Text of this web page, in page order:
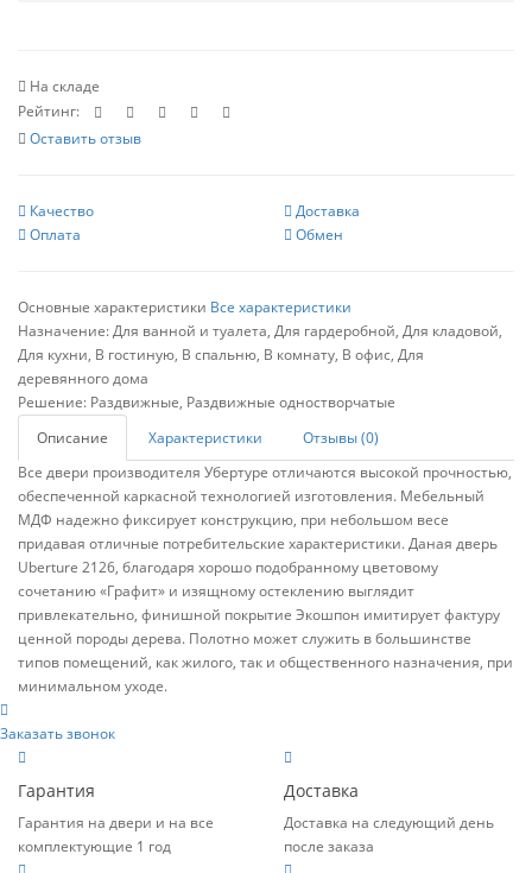
На складе
Рейтинг:
Оставить отзыв
Качество
Доставка
Оплата
Обмен
Основные характеристики Все характеристики
Назначение:Для ванной и туалета, Для гардеробной, Для кладовой,
Для кухни, В гостиную, В спальню, В комнату, В офис, Для
деревянного дома
Решение: Раздвижные, Раздвижные одностворчатые
Описание
Характеристики
Отзывы (0)
Все двери производителя Убертуре отличаются высокой прочностью,
обеспеченной каркасной технологией изготовления. Мебельный
МДФ надежно фиксирует конструкцию, при небольшом весе
придавая отличные потребительские характеристики. Даная дверь
Uberture 2126, благодаря хорошо подобранному цветовому
сочетанию «Графит» и изящному остеклению выглядит
привлекательно, финишной покрытие Экошпон имитирует фактуру
ценной породы дерева. Полотно может служить в большинстве
типов помещений, как жилого, так и общественного назначения, при
минимальном уходе.
Заказать звонок
Гарантия
Гарантия на двери и на все
комплектующие 1 год
Доставка
Доставка на следующий день
после заказа